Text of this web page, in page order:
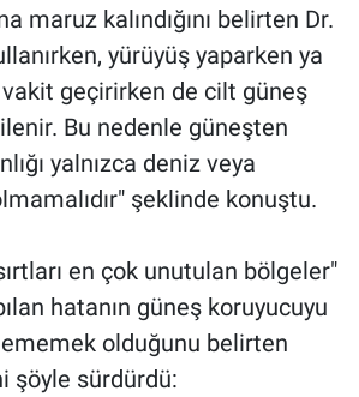
maruz kalındığını belirten Dr.
yürüyüş yaparken ya
vakit geçirirken de cilt güneş
Bu nedenle güneşten
yalnızca deniz veya
şeklinde konuştu.
en çok unutulan bölgeler"
hatanın güneş koruyucuyu
olduğunu belirten
şöyle sürdürdü: